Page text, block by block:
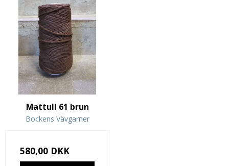
Mattull 61 brun
Bockens Vävgarner
580,00 DKK